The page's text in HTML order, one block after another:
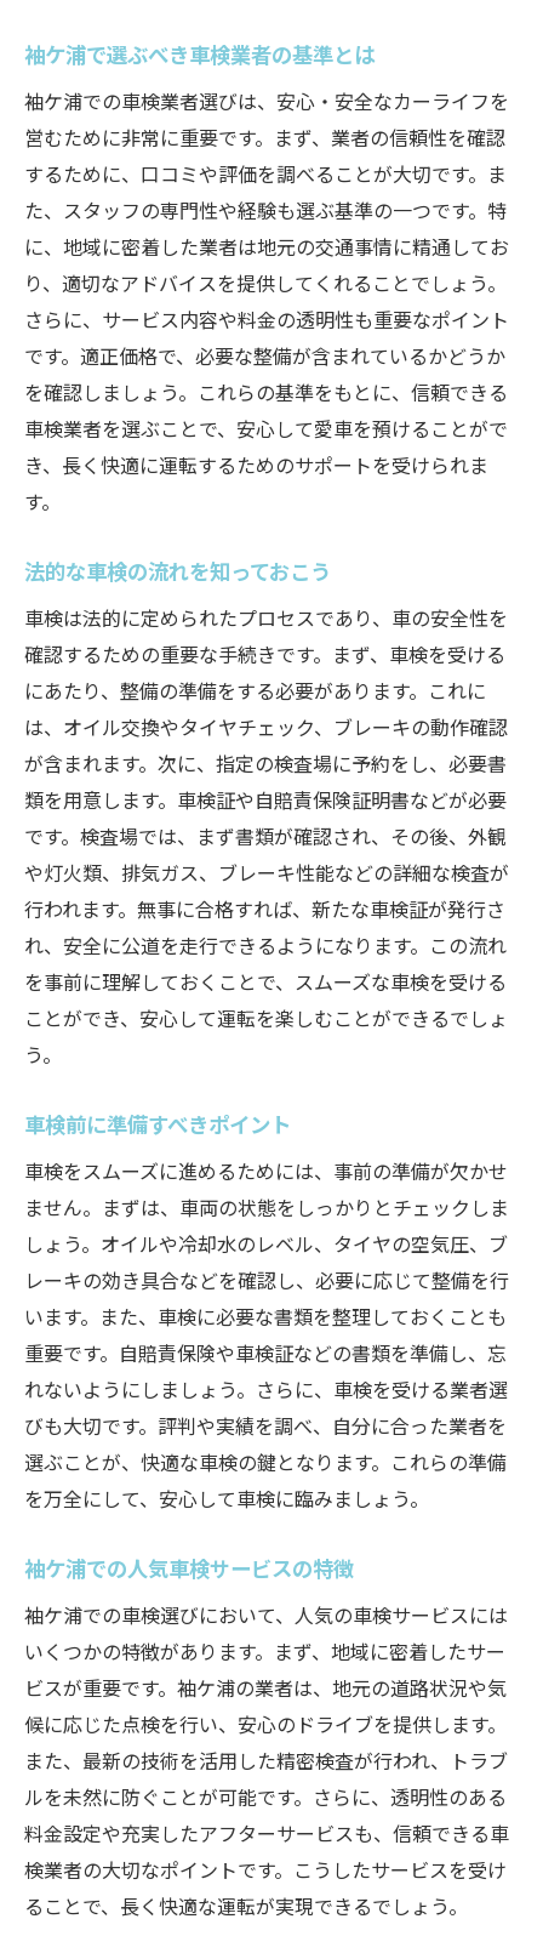
メンテナンスの必要性とその範囲
不具合が見つかった場合の対処法
袖ケ浦での車検で気をつけること
料金だけじゃない車検選びの重要なポイントを
チェック
車検料金に含まれる内容を確認
追加料金が発生するケースとは
サービスパッケージの内容を比較
長期的な視点で見る車検のコスト
割引やキャンペーンの利用法
袖ケ浦でコストパフォーマンスの高い車検
スとは
プロが重視するメンテナンスポイント
予防整備の重要性を知ろう
車検と同時に行うべき整備内容
燃費改善に繋がるメンテナンスの工夫
安全性能を高めるための点検
袖ケ浦のプロが教えるメンテナンス術
袖ケ浦での車検新車のような走行性能を手に入
れる秘訣
走行性能を左右する整備とは
タイヤとブレーキの状態確認
エンジンの性能を最大化する方法
長持ちする車のためのメンテナンス
初めての方でも安心袖ケ浦での車検体験談
初めての車検で心得たいこと
袖ケ浦で初めての車検を受けた方の感想
初心者でも分かる車検手続きの流れ
安心して任せられるスタッフの対応
トラブルを未然に防ぐための事前準備
袖ケ浦で初めての車検選びのポイント
車検後のアフターケアが重要袖ケ浦で安心を持
続する方法
アフターケアの必要性とその内容
袖ケ浦で受けられる信頼のアフターサービ
ス
定期点検の重要性を再確認
長期間安心して乗るためのケア方法
トラブルの早期発見が安心に繋がる
車検後も続けたいメンテナンスの習慣
袖ケ浦で選ぶべき車検業者の基準とは
袖ケ浦での車検業者選びは、安心・安全なカーライフを
営むために非常に重要です。まず、業者の信頼性を確認
するために、口コミや評価を調べることが大切です。ま
た、スタッフの専門性や経験も選ぶ基準の一つです。特
に、地域に密着した業者は地元の交通事情に精通してお
り、適切なアドバイスを提供してくれることでしょう。
さらに、サービス内容や料金の透明性も重要なポイント
です。適正価格で、必要な整備が含まれているかどうか
を確認しましょう。これらの基準をもとに、信頼できる
車検業者を選ぶことで、安心して愛車を預けることがで
き、長く快適に運転するためのサポートを受けられま
す。
法的な車検の流れを知っておこう
車検は法的に定められたプロセスであり、車の安全性を
確認するための重要な手続きです。まず、車検を受ける
にあたり、整備の準備をする必要があります。これに
は、オイル交換やタイヤチェック、ブレーキの動作確認
が含まれます。次に、指定の検査場に予約をし、必要書
類を用意します。車検証や自賠責保険証明書などが必要
です。検査場では、まず書類が確認され、その後、外観
や灯火類、排気ガス、ブレーキ性能などの詳細な検査が
行われます。無事に合格すれば、新たな車検証が発行さ
れ、安全に公道を走行できるようになります。この流れ
を事前に理解しておくことで、スムーズな車検を受ける
ことができ、安心して運転を楽しむことができるでしょ
う。
車検前に準備すべきポイント
車検をスムーズに進めるためには、事前の準備が欠かせ
ません。まずは、車両の状態をしっかりとチェックしま
しょう。オイルや冷却水のレベル、タイヤの空気圧、ブ
レーキの効き具合などを確認し、必要に応じて整備を行
います。また、車検に必要な書類を整理しておくことも
重要です。自賠責保険や車検証などの書類を準備し、忘
れないようにしましょう。さらに、車検を受ける業者選
びも大切です。評判や実績を調べ、自分に合った業者を
選ぶことが、快適な車検の鍵となります。これらの準備
を万全にして、安心して車検に臨みましょう。
袖ケ浦での人気車検サービスの特徴
袖ケ浦での車検選びにおいて、人気の車検サービスには
いくつかの特徴があります。まず、地域に密着したサー
ビスが重要です。袖ケ浦の業者は、地元の道路状況や気
候に応じた点検を行い、安心のドライブを提供します。
また、最新の技術を活用した精密検査が行われ、トラブ
ルを未然に防ぐことが可能です。さらに、透明性のある
料金設定や充実したアフターサービスも、信頼できる車
検業者の大切なポイントです。こうしたサービスを受け
ることで、長く快適な運転が実現できるでしょう。